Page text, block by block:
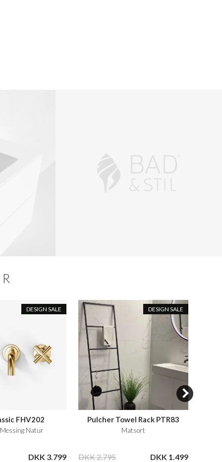
DESIGN SALE
FHV202
Messing Natur
DKK 3.799
DESIGN SALE
Pulcher Towel Rack PTR83
Matsort
DKK 2.795 DKK 1.499